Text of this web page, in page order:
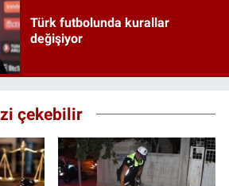
Türk futbolunda kurallar
değişiyor
çekebilir